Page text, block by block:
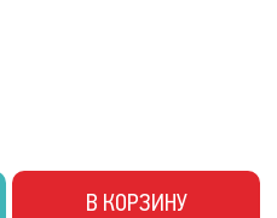
В КОРЗИНУ